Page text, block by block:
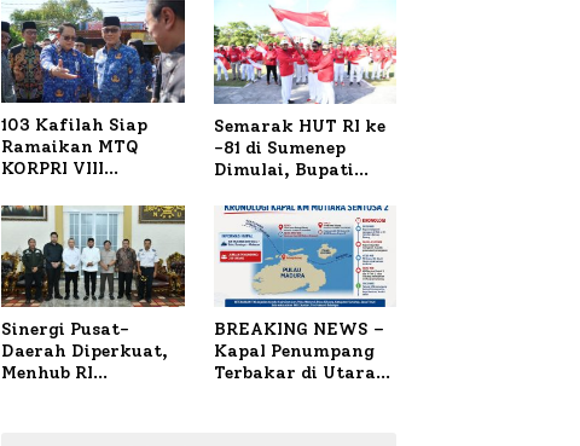
103 Kafilah Siap
Ramaikan MTQ
KORPRI VIII
1.024 Peserta
Terdaftar
Semarak HUT RI ke
-81 di Sumenep
Dimulai, Bupati
Doa untuk Korban
Kapal Terbakar
Sinergi Pusat-
Daerah Diperkuat,
Menhub RI
BREAKING NEWS –
Kapal Penumpang
Terbakar di Utara